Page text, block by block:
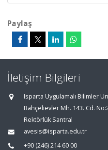
Paylaş
İletişim Bilgileri
Isparta Uygulamalı Bilimler
Bahçelievler Mh. 143. Cd.
Rektörlük Santral
avesis@isparta.edu.tr
+90 (246) 214 60 00